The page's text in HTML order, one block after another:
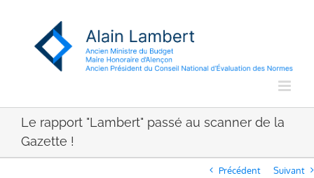
Le rapport "Lambert" passé au scanner de la
Gazette !
Précédent Suivant